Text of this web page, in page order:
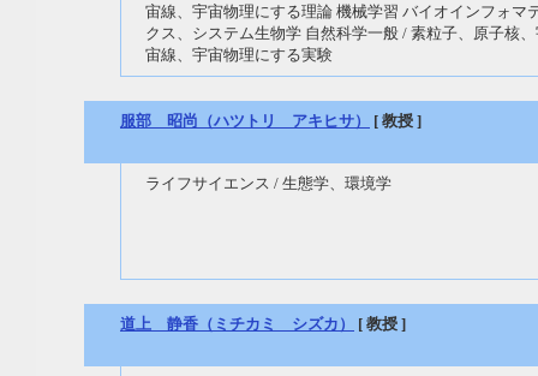
宙線、宇宙物理にする理論 機械学習 バイオインフォマ
クス、システム生物学 自然科学一般 / 素粒子、原子核
宙線、宇宙物理にする実験
服部 昭尚（ハツトリ アキヒサ） [ 教授 ]
ライフサイエンス / 生態学、環境学
道上 静香（ミチカミ シズカ） [ 教授 ]